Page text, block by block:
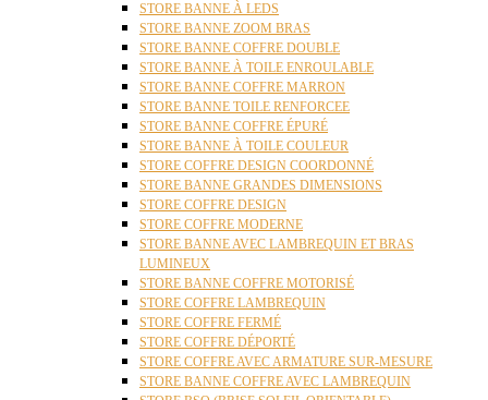
STORE BANNE À LEDS
STORE BANNE ZOOM BRAS
STORE BANNE COFFRE DOUBLE
STORE BANNE À TOILE ENROULABLE
STORE BANNE COFFRE MARRON
STORE BANNE TOILE RENFORCEE
STORE BANNE COFFRE ÉPURÉ
STORE BANNE À TOILE COULEUR
STORE COFFRE DESIGN COORDONNÉ
STORE BANNE GRANDES DIMENSIONS
STORE COFFRE DESIGN
STORE COFFRE MODERNE
STORE BANNE AVEC LAMBREQUIN ET BRAS
LUMINEUX
STORE BANNE COFFRE MOTORISÉ
STORE COFFRE LAMBREQUIN
STORE COFFRE FERMÉ
STORE COFFRE DÉPORTÉ
STORE COFFRE AVEC ARMATURE SUR-MESURE
STORE BANNE COFFRE AVEC LAMBREQUIN